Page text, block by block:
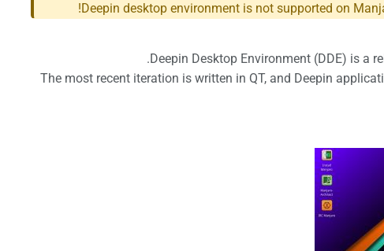
Deepin desktop environment is not supported on
Deepin Desktop Environment (DDE) is a
The most recent iteration is written in QT, and Deepin